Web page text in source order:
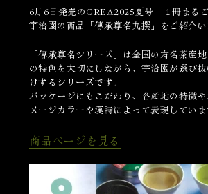
6月6日発売のCREA2025夏号「１冊まる
宇治園の商品「傳承尊名九撰」をご紹介い
「傳承尊名シリーズ」は全国の有名茶産
の特色を大切にしながら、宇治園が選び
けするシリーズです。
パッケージにもこだわり、各産地の特徴
メージカラーや漢詩によって表現していま
商品ページを見る